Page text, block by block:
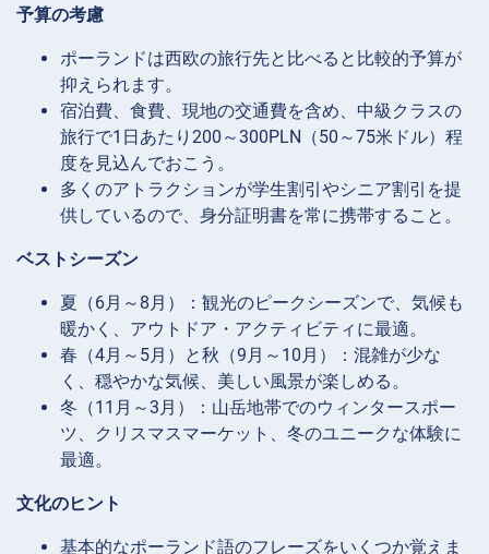
予算の考慮
ポーランドは西欧の旅行先と比べると比較的予算が
抑えられます。
宿泊費、食費、現地の交通費を含め、中級クラスの
旅行で1日あたり200～300PLN（50～75米ドル）程
度を見込んでおこう。
多くのアトラクションが学生割引やシニア割引を提
供しているので、身分証明書を常に携帯すること。
ベストシーズン
夏（6月～8月）：観光のピークシーズンで、気候も
暖かく、アウトドア・アクティビティに最適。
春（4月～5月）と秋（9月～10月）：混雑が少な
く、穏やかな気候、美しい風景が楽しめる。
冬（11月～3月）：山岳地帯でのウィンタースポー
ツ、クリスマスマーケット、冬のユニークな体験に
最適。
文化のヒント
基本的なポーランド語のフレーズをいくつか覚えま